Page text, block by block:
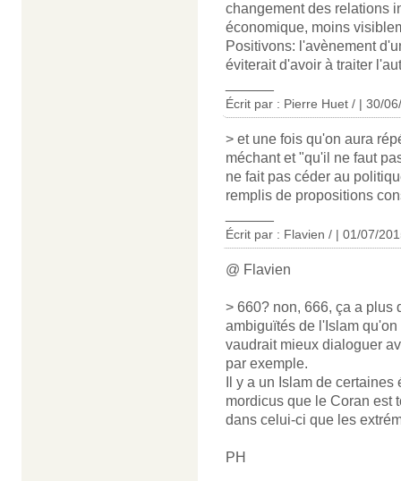
changement des relations
économique, moins
Positivons: l'avènement
éviterait d'avoir à traiter
Écrit par : Pierre Huet / | 30/
> et une fois qu'on aura
méchant et "qu'il ne faut
ne fait pas céder au
remplis de propositions
Écrit par : Flavien / | 01/07/
@ Flavien
> 660? non, 666, ça a plus
ambiguïtés de l'Islam
vaudrait mieux dialoguer
par exemple.
Il y a un Islam de
mordicus que le Coran est
dans celui-ci que les
PH